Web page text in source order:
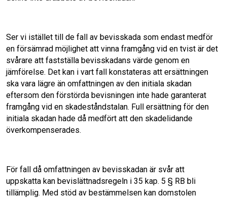
Ser vi istället till de fall av bevisskada som endast medför
en försämrad möjlighet att vinna framgång vid en tvist är det
svårare att fastställa bevisskadans värde genom en
jämförelse. Det kan i vart fall konstateras att ersättningen
ska vara lägre än omfattningen av den initiala skadan
eftersom den förstörda bevisningen inte hade garanterat
framgång vid en skadeståndstalan. Full ersättning för den
initiala skadan hade då medfört att den skadelidande
överkompenserades.
För fall då omfattningen av bevisskadan är svår att
uppskatta kan bevislättnadsregeln i 35 kap. 5 § RB bli
tillämplig. Med stöd av bestämmelsen kan domstolen